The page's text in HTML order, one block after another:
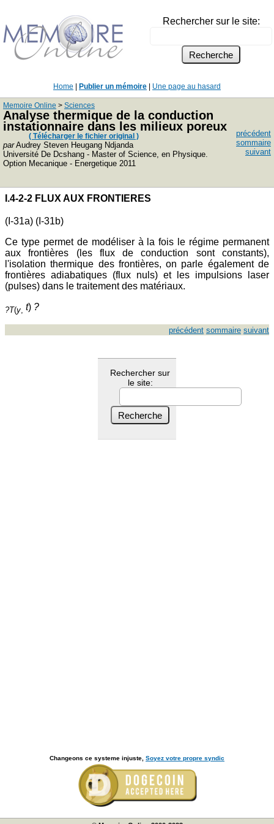
Rechercher sur le site:
Home Publier un mémoire Une page au hasard
Memoire Online > Sciences
Analyse thermique de la conduction
instationnaire dans les milieux poreux
( Télécharger le fichier original )
parAudrey Steven Heugang Ndjanda
Université De Dcshang - Master of Science, en Physique.
Option Mecanique - Energetique 2011
précédent
sommaire
suivant
I.4-2-2 FLUX AUX FRONTIERES
(I-31a) (I-31b)
Ce type permet de modéliser à la fois le régime permanent
aux frontières (les flux de conduction sont constants),
l'isolation thermique des frontières, on parle également de
frontières adiabatiques (flux nuls) et les impulsions laser
(pulses) dans le traitement des matériaux.
?T(y, t) ?
précédent sommaire suivant
Rechercher sur
le site:
Changeons ce systeme injuste, Soyez votre propre syndic